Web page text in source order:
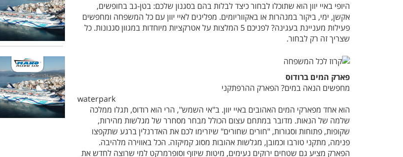
היופי באיי יוון הוא שתוכלו לבחור כיצד לבלות בהם בסגנון שלכם: בטן-גב בחופשים,
אקשן, ימי, ביקור במנהרות או באקווריומים. מפליגים לאיי יוון עם כל המשפחה ומחפשים
פעילות מעניינת בעגינה? לפניכם 5 המלצות על אטרקציות מיוחדות במגוון סגנונות. כל
שצריך זה רק לבחור.
פארק המים ברודוס
מחפשים הנאה במים? הפארק ההרפתקני
waterpark
הוא אחד מפארקי המים האהובים באיי יוון. ב"אי השמש", הרי הוא רודוס, תגלו ממלכה
שלמה של הנאות. מדובר במתחם עצום הכולל מבחר מסחרר של מגלשות מהירות,
שקופות, פתוחות וסגורות, "חורים שחורים" שיזרימו לכם את האדרנלין ברגע שתקפצו
פנימה, מתקני טורבו וכמובן, מגלשות אהובות מסוג קמיקזה. הכל באווירה מלהיבה.
הפארק מציע גם שטחים ירוקים נעימים, מיטות שיזוף וסופרמרקט למי שרוצה לחדש את